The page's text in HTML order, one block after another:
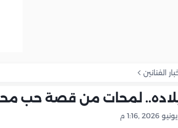
الفنانين
لمحات من قصة حب